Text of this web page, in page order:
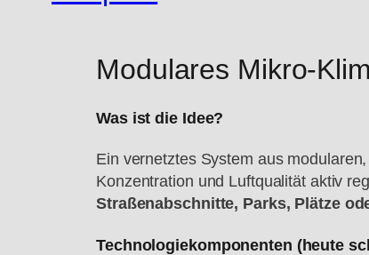
Modulares Mikro-
Was ist die Idee?
Ein vernetztes System aus
Konzentration und Luftqualität aktiv
Straßenabschnitte, Parks, Plätze
Technologiekomponenten (heute